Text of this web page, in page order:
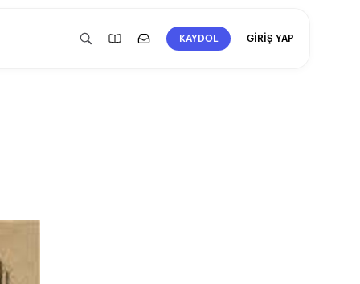
KAYDOL GİRİŞ YAP